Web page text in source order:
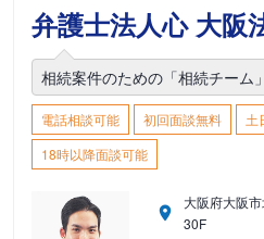
弁護士法人心 大阪
相続案件のための「相続チーム
電話相談可能 初回面談無料
土
18時以降面談可能
大阪府大阪
30F